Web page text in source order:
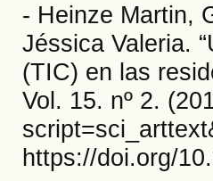
- Heinze Martin,
Jéssica Valeria.
(TIC) en las
Vol. 15. nº 2.
https://doi.org/